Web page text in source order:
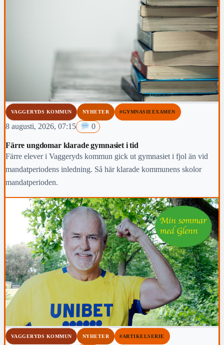
VAGGERYDS KOMMUN NYHETER #GYMNASIEEXAMEN
8 augusti, 2026, 07:15 0
Färre ungdomar klarade gymnasiet i tid
Färre elever i Vaggeryds kommun gick ut gymnasiet i fjol än vid
mandatperiodens inledning. Så här klarade kommunens skolor
mandatperioden.
VAGGERYDS KOMMUN NYHETER #ARTIKELSERIE